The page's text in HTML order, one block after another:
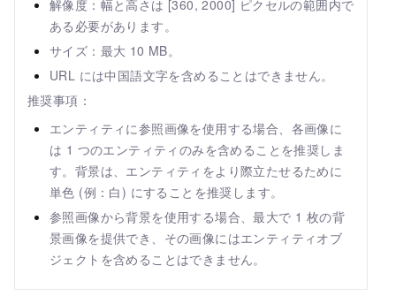
解像度：幅と高さは [360, 2000] ピクセルの範囲内で
ある必要があります。
サイズ：最大 10 MB。
URL には中国語文字を含めることはできません。
推奨事項：
エンティティに参照画像を使用する場合、各画像に
は 1 つのエンティティのみを含めることを推奨しま
す。背景は、エンティティをより際立たせるために
単色 (例：白) にすることを推奨します。
参照画像から背景を使用する場合、最大で 1 枚の背
景画像を提供でき、その画像にはエンティティオブ
ジェクトを含めることはできません。